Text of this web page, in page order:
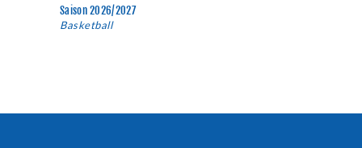
Saison 2026/2027
Basketball, 27. September 2026 - 31. May